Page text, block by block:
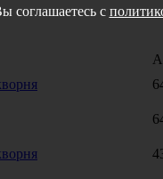
соглашаетесь с